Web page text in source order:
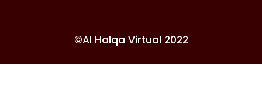
©Al Halqa Virtual 2022